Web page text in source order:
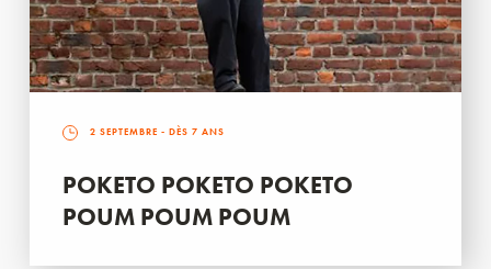
2 SEPTEMBRE - DÈS 7 ANS
POKETO POKETO POKETO
POUM POUM POUM